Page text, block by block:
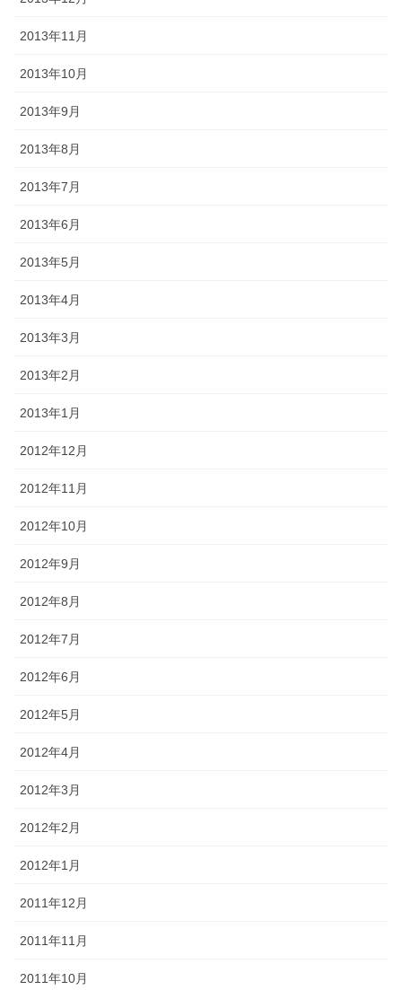
2013年11月
2013年10月
2013年9月
2013年8月
2013年7月
2013年6月
2013年5月
2013年4月
2013年3月
2013年2月
2013年1月
2012年12月
2012年11月
2012年10月
2012年9月
2012年8月
2012年7月
2012年6月
2012年5月
2012年4月
2012年3月
2012年2月
2012年1月
2011年12月
2011年11月
2011年10月